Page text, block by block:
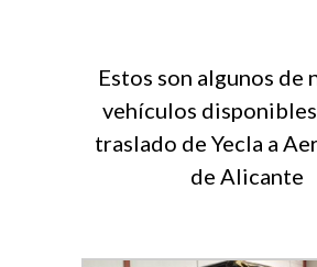
Estos son algunos de
vehículos disponibles
traslado de Yecla a
de Alicante